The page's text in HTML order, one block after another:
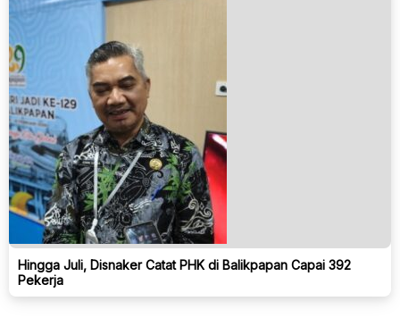
Hingga Juli, Disnaker Catat PHK di Balikpapan Capai 392
Pekerja